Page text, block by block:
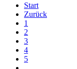
Start
Zurück
1
2
3
4
5